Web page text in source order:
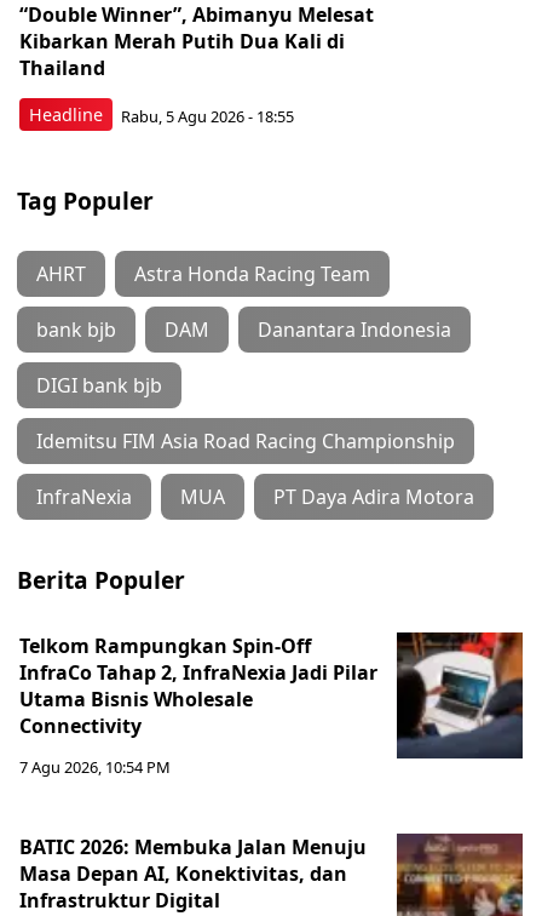
Headline
“Double Winner”, Abimanyu Melesat
Kibarkan Merah Putih Dua Kali di
Thailand
Rabu, 5 Agu 2026 - 18:55
Tag Populer
AHRT Astra Honda Racing Team
bank bjb DAM Danantara Indonesia
DIGI bank bjb
Idemitsu FIM Asia Road Racing Championship
InfraNexia MUA PT Daya Adira Motora
Berita Populer
Telkom Rampungkan Spin-Off
InfraCo Tahap 2, InfraNexia Jadi Pilar
Utama Bisnis Wholesale
Connectivity
7 Agu 2026, 10:54 PM
BATIC 2026: Membuka Jalan Menuju
Masa Depan AI, Konektivitas, dan
Infrastruktur Digital